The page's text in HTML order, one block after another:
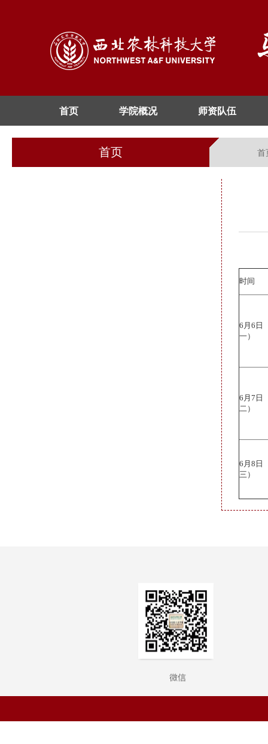
首页 学院概况 师资队伍
首页 首
时间
6月6
一）
6月7
二）
6月8
三）